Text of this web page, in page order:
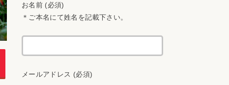
お名前 (必須)
＊ご本名にて姓名を記載下さい。
メールアドレス (必須)